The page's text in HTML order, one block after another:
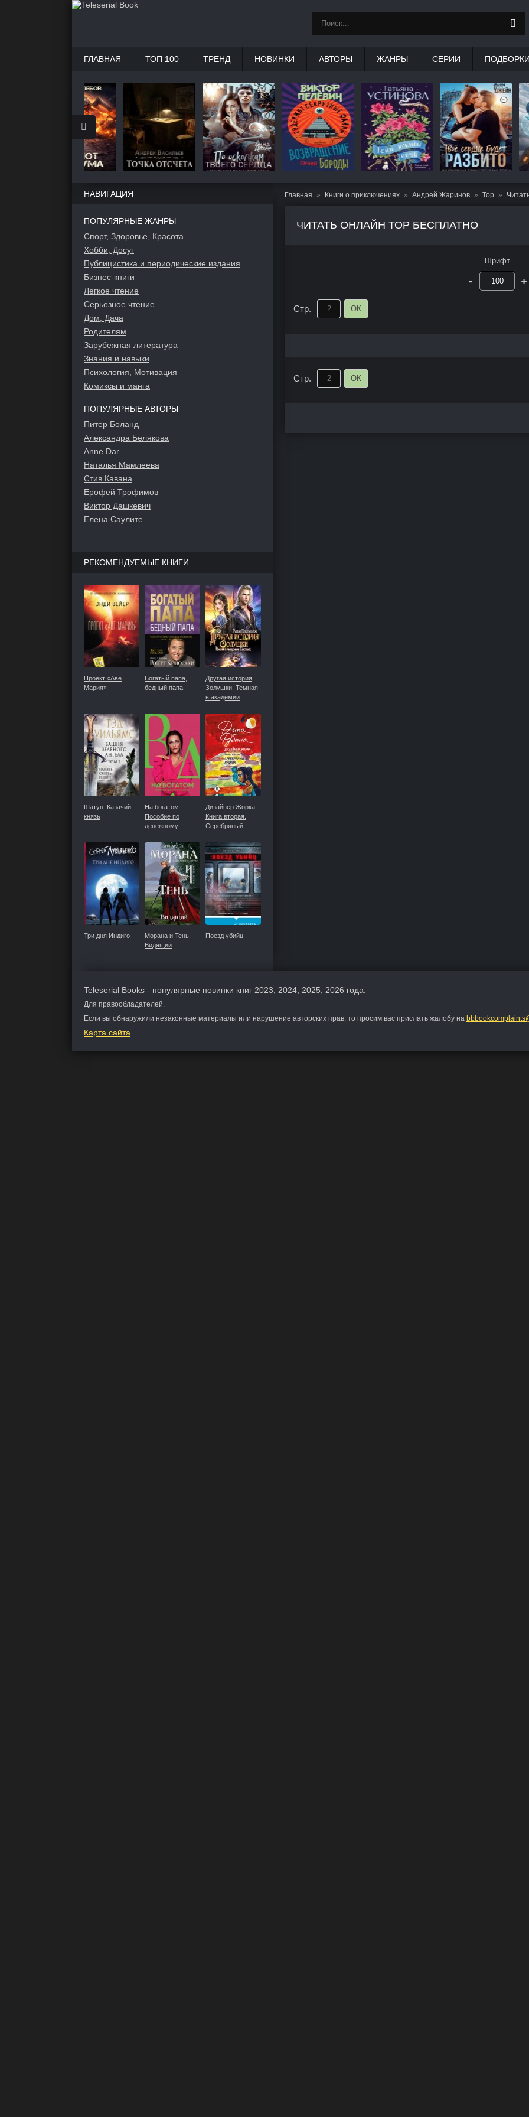
Главная Книги о приключениях Андрей Жаринов Тор
ЧИТАТЬ ОНЛАЙН ТОР БЕСПЛАТНО
Шрифт
- +
Стр. ОК
Стр. ОК
НАВИГАЦИЯ
ПОПУЛЯРНЫЕ ЖАНРЫ
Спорт, Здоровье, Красота
Хобби, Досуг
Публицистика и периодические издания
Бизнес-книги
Легкое чтение
Серьезное чтение
Дом, Дача
Родителям
Зарубежная литература
Знания и навыки
Психология, Мотивация
Комиксы и манга
ПОПУЛЯРНЫЕ АВТОРЫ
Питер Боланд
Александра Белякова
Anne Dar
Наталья Мамлеева
Стив Кавана
Ерофей Трофимов
Виктор Дашкевич
Елена Саулите
РЕКОМЕНДУЕМЫЕ КНИГИ
Проект «Аве
Мария»
Богатый папа,
бедный папа
Другая история
Золушки. Темная
в академии
Шатун. Казачий
князь
На богатом.
Пособие по
денежному
Дизайнер Жорка.
Книга вторая.
Серебряный
Три дня Индиго
Морана и Тень.
Видящий
Поезд убийц
ГЛАВНАЯ ТОП 100 ТРЕНД НОВИНКИ АВТОРЫ ЖАНРЫ СЕРИИ ПОДБОРКИ
Teleserial Books - популярные новинки книг 2023, 2024, 2025, 2026 года.
Для правообладателей.
Если вы обнаружили незаконные материалы или нарушение авторских прав, то просим вас прислать жалобу на
Карта сайта